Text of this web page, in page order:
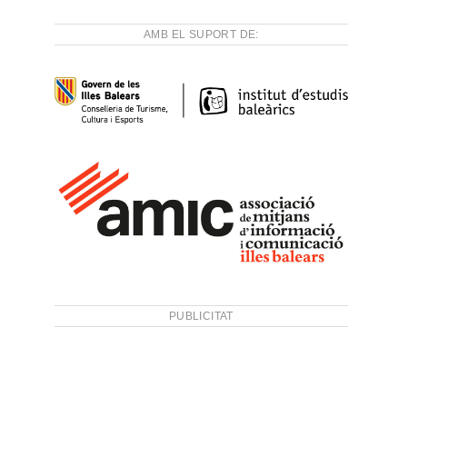
AMB EL SUPORT DE:
PUBLICITAT